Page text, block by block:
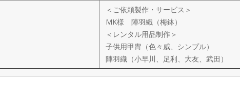
＜ご依頼製作・サービス＞
MK様 陣羽織（梅鉢）
＜レンタル用品制作＞
子供用甲冑（色々威、シンプル）
陣羽織（小早川、足利、大友、武田）